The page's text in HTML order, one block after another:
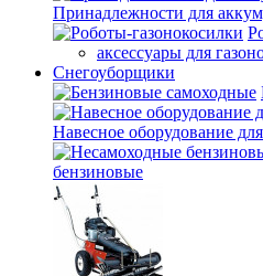
Принадлежности для
аксессуары для
Снегоуборщики
Навесное оборудование
бензиновые